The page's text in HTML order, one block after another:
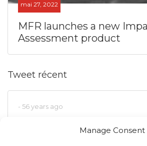
Manage Consent
mai 27, 2022
MFR launches a new
Assessment product
Tweet récent
- 56 years ago